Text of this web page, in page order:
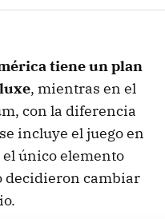
tiene un plan
, mientras en el
con la diferencia
incluye el juego en
el único elemento
decidieron cambiar